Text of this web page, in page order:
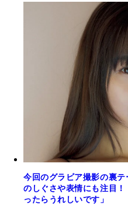
今回のグラビア撮影の裏テ
のしぐさや表情にも注目
ったらうれしいです」